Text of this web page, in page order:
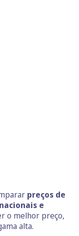
preços de
e
o melhor preço,
alta.